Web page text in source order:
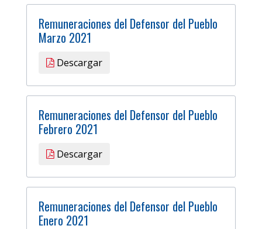
Remuneraciones del Defensor del Pueblo
Marzo 2021
Descargar
Remuneraciones del Defensor del Pueblo
Febrero 2021
Descargar
Remuneraciones del Defensor del Pueblo
Enero 2021